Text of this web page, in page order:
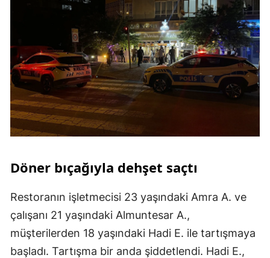
Döner bıçağıyla dehşet saçtı
Restoranın işletmecisi 23 yaşındaki Amra A. ve
çalışanı 21 yaşındaki Almuntesar A.,
müşterilerden 18 yaşındaki Hadi E. ile tartışmaya
başladı. Tartışma bir anda şiddetlendi. Hadi E.,